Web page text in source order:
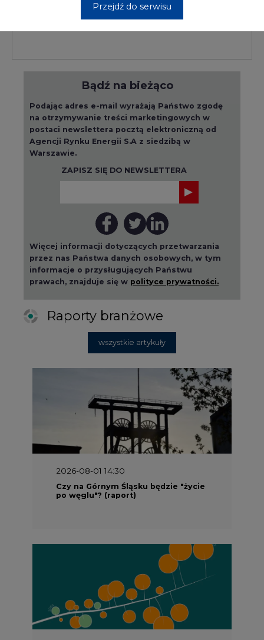
Przejdź do serwisu
Bądź na bieżąco
Podając adres e-mail wyrażają Państwo zgodę
na otrzymywanie treści marketingowych w
postaci newslettera pocztą elektroniczną od
Agencji Rynku Energii S.A z siedzibą w
Warszawie.
ZAPISZ SIĘ DO NEWSLETTERA
Więcej informacji dotyczących przetwarzania
przez nas Państwa danych osobowych, w tym
informacje o przysługujących Państwu
prawach, znajduje się w polityce prywatności.
Raporty branżowe
wszystkie artykuły
2026-08-01 14:30
Czy na Górnym Śląsku będzie "życie
po węglu"? (raport)